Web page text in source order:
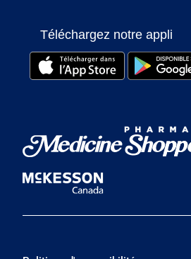
Téléchargez notre appli